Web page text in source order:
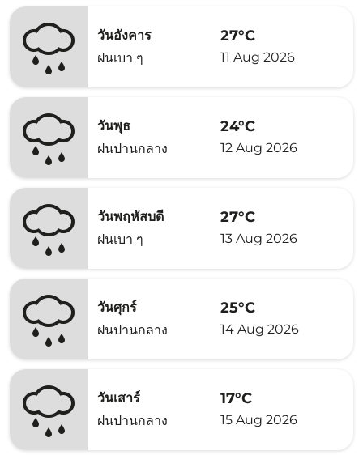
วันอังคาร
ฝนเบา ๆ
27°C
11 Aug 2026
วันพุธ
ฝนปานกลาง
24°C
12 Aug 2026
วันพฤหัสบดี
ฝนเบา ๆ
27°C
13 Aug 2026
วันศุกร์
ฝนปานกลาง
25°C
14 Aug 2026
วันเสาร์
ฝนปานกลาง
17°C
15 Aug 2026